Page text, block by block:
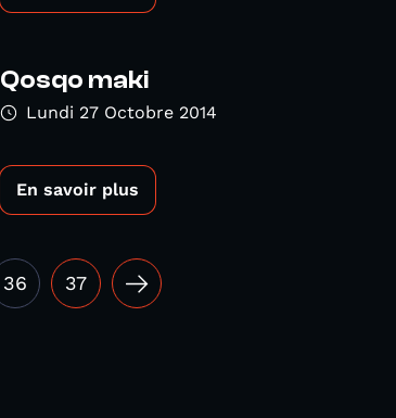
Qosqo maki
Lundi 27 Octobre 2014
En savoir plus
36 37